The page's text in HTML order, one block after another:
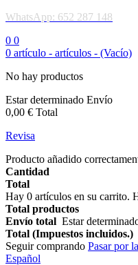
WhatsApp: 652 287 148
0 0
0 artículo - artículos - (Vacío)
No hay productos
Estar determinado Envío
0,00 € Total
Revisa
Producto añadido
Cantidad
Total
Hay 0 artículos en su carrito.
Total productos
Envío total Estar
Total (Impuestos incluidos.)
Seguir comprando Pasar por
Español